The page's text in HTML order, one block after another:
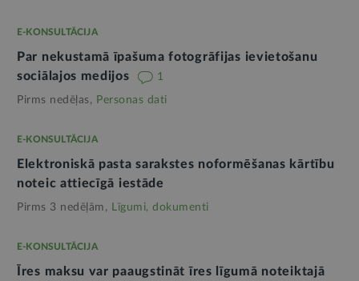
E-KONSULTĀCIJA
Par nekustamā īpašuma fotogrāfijas ievietošanu
sociālajos medijos
1
Pirms nedēļas, Personas dati
E-KONSULTĀCIJA
Elektroniskā pasta sarakstes noformēšanas kārtību
noteic attiecīgā iestāde
Pirms 3 nedēļām, Līgumi, dokumenti
E-KONSULTĀCIJA
Īres maksu var paaugstināt īres līgumā noteiktajā